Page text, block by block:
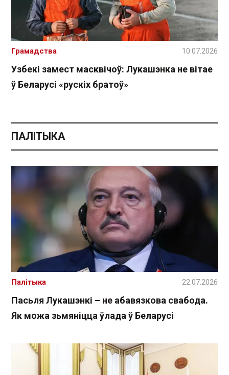
Узбекі замест масквічоў: Лукашэнка не вітае
ў Беларусі «рускіх братоў»
Грамадства 10.07.2026
ПАЛІТЫКА
Пасьля Лукашэнкі – не абавязкова свабода.
Як можа зьмяніцца ўлада ў Беларусі
Палітыка 22.07.2026